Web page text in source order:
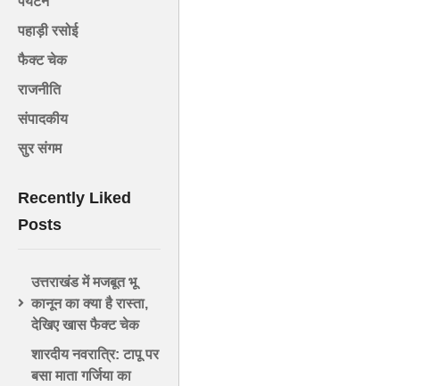
पहाड़ी रसोई
फैक्ट चेक
राजनीति
संपादकीय
सुर संगम
Recently Liked
Posts
उत्तराखंड में मजबूत भू
कानून का क्या है रास्ता,
देखिए खास फैक्ट चेक
शारदीय नवरात्रि: टापू पर
बसा माता गर्जिया का